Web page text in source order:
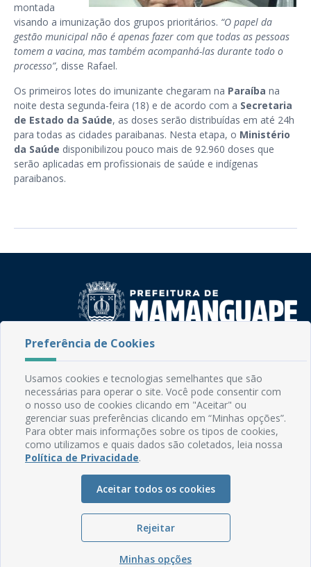
montada
visando a imunização dos grupos prioritários. “O papel da
gestão municipal não é apenas fazer com que todas as pessoas
tomem a vacina, mas também acompanhá-las durante todo o
processo”, disse Rafael.
Os primeiros lotes do imunizante chegaram na Paraíba na
noite desta segunda-feira (18) e de acordo com a Secretaria
de Estado da Saúde, as doses serão distribuídas em até 24h
para todas as cidades paraibanas. Nesta etapa, o Ministério
da Saúde disponibilizou pouco mais de 92.960 doses que
serão aplicadas em profissionais de saúde e indígenas
paraibanos.
Fone: (83) 3292-2246
Email: comunicacao@mamanguape.pb.gov.br
Expediente: Segunda à Sexta, das 08h às 13h
Mapa do Site
Perguntas frequentes
Manual de Navegação
Ouvidoria
Preferência de Cookies
Usamos cookies e tecnologias semelhantes que são
necessárias para operar o site. Você pode consentir com
o nosso uso de cookies clicando em "Aceitar" ou
gerenciar suas preferências clicando em “Minhas opções”.
Para obter mais informações sobre os tipos de cookies,
como utilizamos e quais dados são coletados, leia nossa
Política de Privacidade.
Aceitar todos os cookies
Rejeitar
Minhas opções